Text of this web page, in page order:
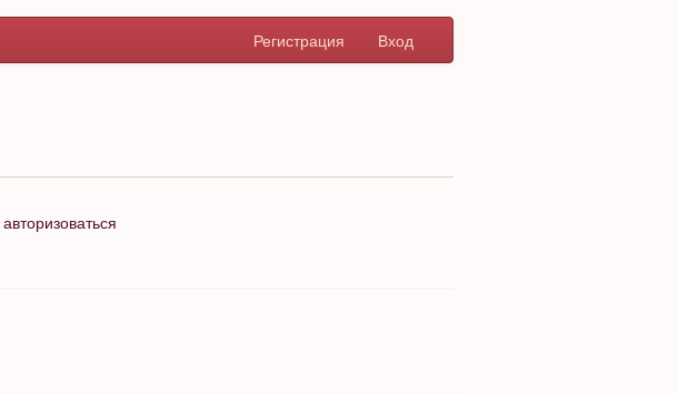
Регистрация Вход
авторизоваться